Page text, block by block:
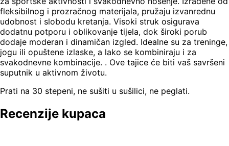
fleksibilnog i prozračnog materijala, pružaju izvanrednu
udobnost i slobodu kretanja. Visoki struk osigurava
dodatnu potporu i oblikovanje tijela, dok široki porub
dodaje moderan i dinamičan izgled. Idealne su za treninge,
jogu ili opuštene izlaske, a lako se kombiniraju i za
svakodnevne kombinacije. . Ove tajice će biti vaš savršeni
suputnik u aktivnom životu.
Prati na 30 stepeni, ne sušiti u sušilici, ne peglati.
Recenzije kupaca